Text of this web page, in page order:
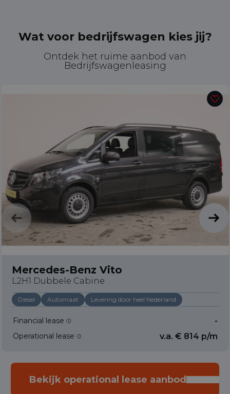
Wat voor bedrijfswagen kies jij?
Ontdek het ruime aanbod van
Bedrijfswagenleasing
Mercedes-Benz Vito
L2H1 Dubbele Cabine
Diesel Automaat Levering door heel Nederland
Financial lease -
Operational lease v.a. € 814 p/m
Bekijk operational lease aanbod